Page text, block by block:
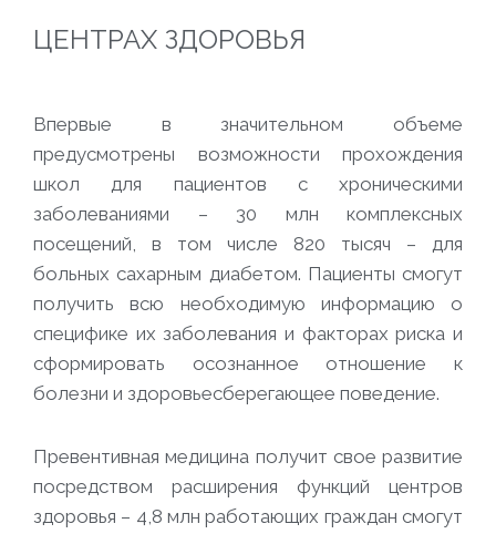
ЦЕНТРАХ ЗДОРОВЬЯ
Впервые в значительном объеме
предусмотрены возможности прохождения
школ для пациентов с хроническими
заболеваниями – 30 млн комплексных
посещений, в том числе 820 тысяч – для
больных сахарным диабетом. Пациенты смогут
получить всю необходимую информацию о
специфике их заболевания и факторах риска и
сформировать осознанное отношение к
болезни и здоровьесберегающее поведение.
Превентивная медицина получит свое развитие
посредством расширения функций центров
здоровья – 4,8 млн работающих граждан смогут